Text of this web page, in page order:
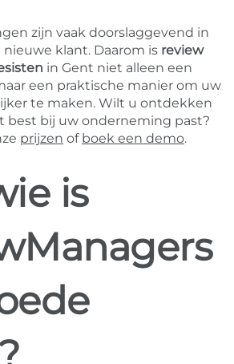
zijn vaak doorslaggevend in
klant. Daarom is review
in Gent niet alleen een
een praktische manier om uw
te maken. Wilt u ontdekken
best bij uw onderneming past?
prijzen of boek een demo.
is